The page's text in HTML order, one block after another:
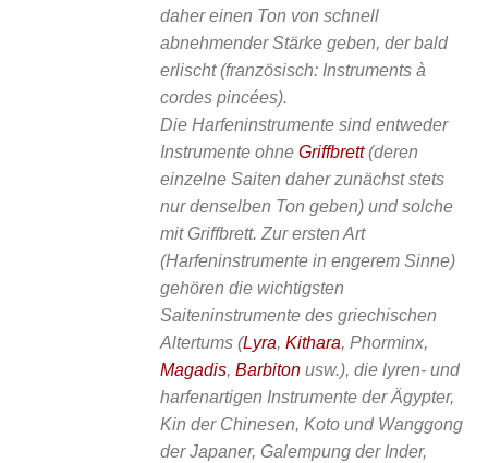
daher einen Ton von schnell
abnehmender Stärke geben, der bald
erlischt (französisch: Instruments à
cordes pincées).
Die Harfeninstrumente sind entweder
Instrumente ohne Griffbrett(deren
einzelne Saiten daher zunächst stets
nur denselben Ton geben) und solche
mit Griffbrett. Zur ersten Art
(Harfeninstrumente in engerem Sinne)
gehören die wichtigsten
Saiteninstrumente des griechischen
Altertums (Lyra, Kithara, Phorminx,
Magadis, Barbiton usw.), die lyren- und
harfenartigen Instrumente der Ägypter,
Kin der Chinesen, Koto und Wanggong
der Japaner, Galempung der Inder,